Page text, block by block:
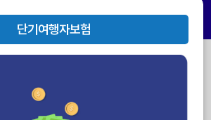
단기여행자보험